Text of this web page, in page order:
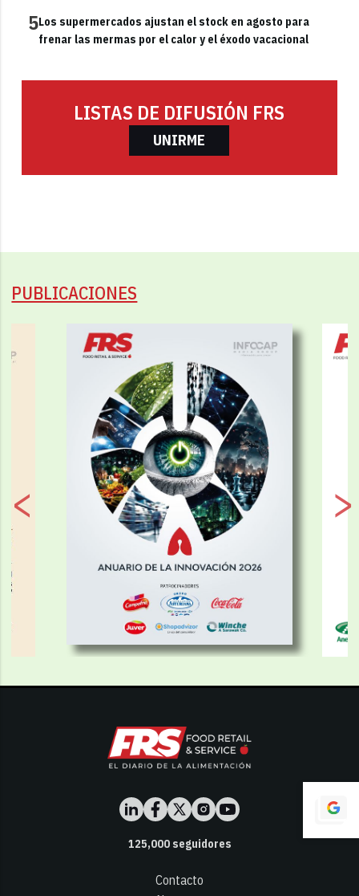
5Los supermercados ajustan el stock en agosto para
frenar las mermas por el calor y el éxodo vacacional
LISTAS DE DIFUSIÓN FRS
UNIRME
PUBLICACIONES
125,000seguidores
Contacto